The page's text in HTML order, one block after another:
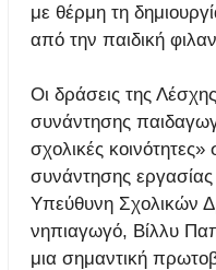
με θέρμη τη
από την παιδική
Οι δράσεις της
συνάντησης
σχολικές
συνάντησης
Υπεύθυνη Σχολικών
νηπιαγωγό, Βίλλυ
μια σημαντική